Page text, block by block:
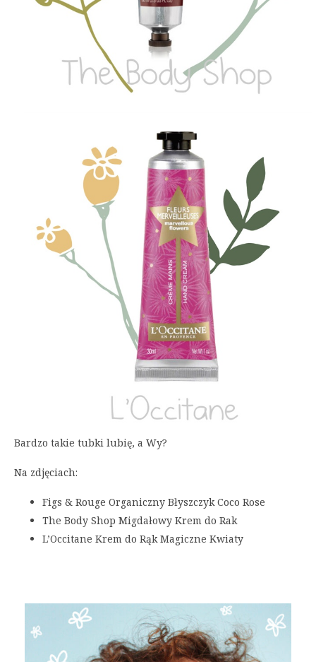
Bardzo takie tubki lubię, a Wy?
Na zdjęciach:
Figs & Rouge Organiczny Błyszczyk Coco Rose
The Body Shop Migdałowy Krem do Rak
L’Occitane Krem do Rąk Magiczne Kwiaty